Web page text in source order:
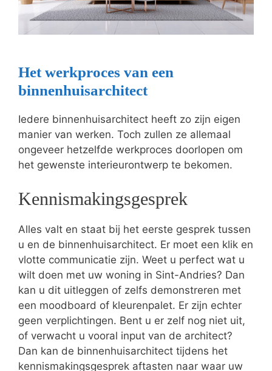
Het werkproces van een
binnenhuisarchitect
Iedere binnenhuisarchitect heeft zo zijn eigen
manier van werken. Toch zullen ze allemaal
ongeveer hetzelfde werkproces doorlopen om
het gewenste interieurontwerp te bekomen.
Kennismakingsgesprek
Alles valt en staat bij het eerste gesprek tussen
u en de binnenhuisarchitect. Er moet een klik en
vlotte communicatie zijn. Weet u perfect wat u
wilt doen met uw woning in Sint-Andries? Dan
kan u dit uitleggen of zelfs demonstreren met
een moodboard of kleurenpalet. Er zijn echter
geen verplichtingen. Bent u er zelf nog niet uit,
of verwacht u vooral input van de architect?
Dan kan de binnenhuisarchitect tijdens het
kennismakingsgesprek aftasten naar waar uw